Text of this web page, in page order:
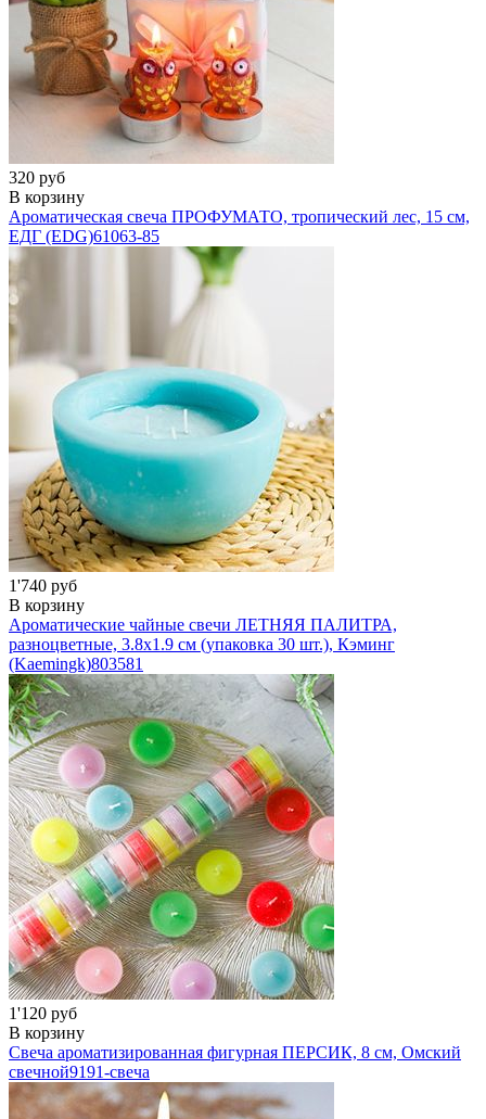
320 руб
В корзину
Ароматическая свеча ПРОФУМАТО, тропический лес, 15 см,
ЕДГ (EDG)61063-85
1'740 руб
В корзину
Ароматические чайные свечи ЛЕТНЯЯ ПАЛИТРА,
разноцветные, 3.8х1.9 см (упаковка 30 шт.), Кэминг
(Kaemingk)803581
1'120 руб
В корзину
Свеча ароматизированная фигурная ПЕРСИК, 8 см, Омский
свечной9191-свеча